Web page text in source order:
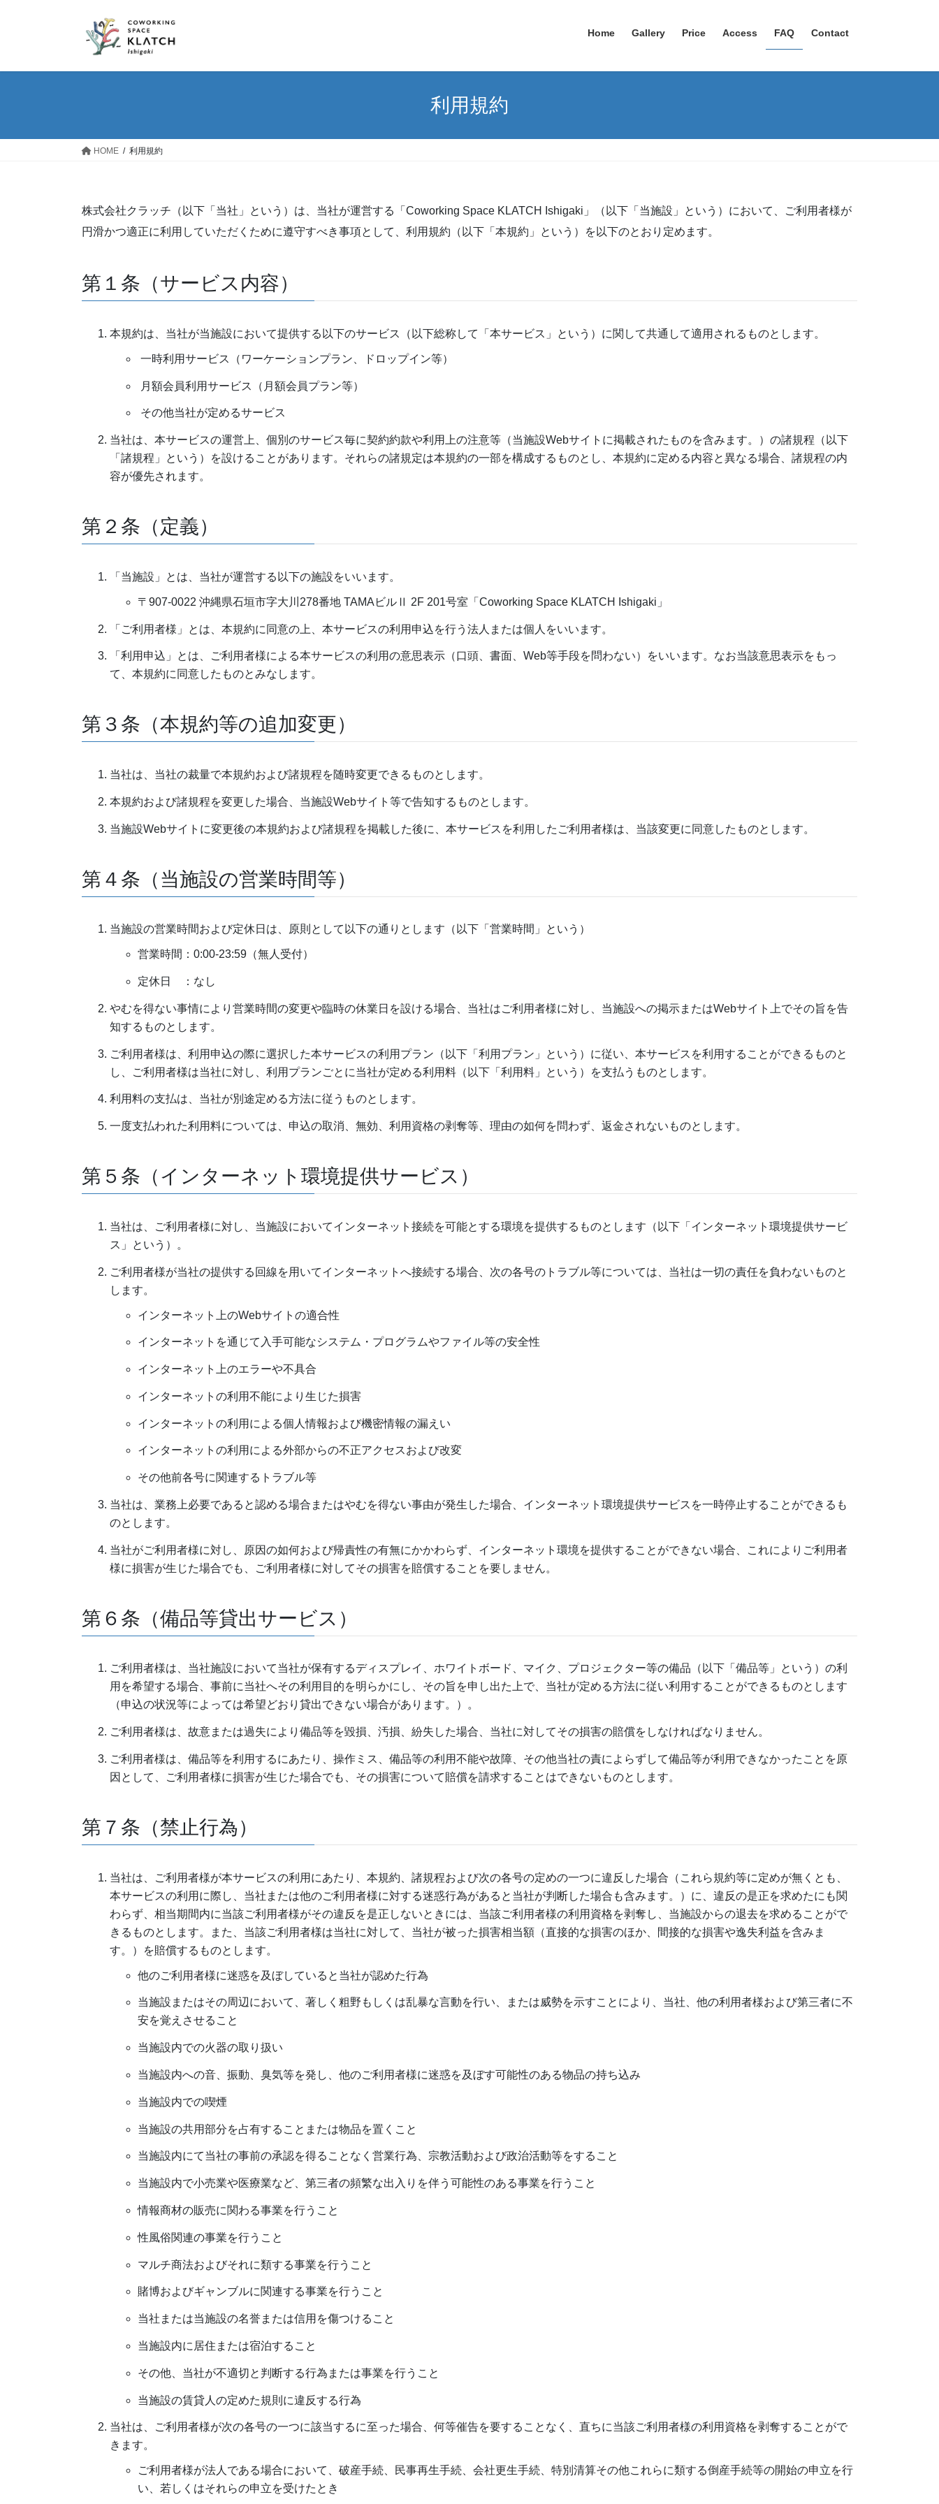
ツ
ッ
シ
移
Home Gallery Price Access FAQ Contact
利用規約
HOME 利用規約
株式会社クラッチ（以下「当社」という）は、当社が運営する「Coworking Space KLATCH Ishigaki」（以下「当施設」という）において、ご利用者様が
円滑かつ適正に利用していただくために遵守すべき事項として、利用規約（以下「本規約」という）を以下のとおり定めます。
第１条（サービス内容）
本規約は、当社が当施設において提供する以下のサービス（以下総称して「本サービス」という）に関して共通して適用されるものとします。
一時利用サービス（ワーケーションプラン、ドロップイン等）
月額会員利用サービス（月額会員プラン等）
その他当社が定めるサービス
当社は、本サービスの運営上、個別のサービス毎に契約約款や利用上の注意等（当施設Webサイトに掲載されたものを含みます。）の諸規程（以下
「諸規程」という）を設けることがあります。それらの諸規定は本規約の一部を構成するものとし、本規約に定める内容と異なる場合、諸規程の内
容が優先されます。
第２条（定義）
「当施設」とは、当社が運営する以下の施設をいいます。
〒907-0022 沖縄県石垣市字大川278番地 TAMAビルⅡ 2F 201号室「Coworking Space KLATCH Ishigaki」
「ご利用者様」とは、本規約に同意の上、本サービスの利用申込を行う法人または個人をいいます。
「利用申込」とは、ご利用者様による本サービスの利用の意思表示（口頭、書面、Web等手段を問わない）をいいます。なお当該意思表示をもっ
て、本規約に同意したものとみなします。
第３条（本規約等の追加変更）
当社は、当社の裁量で本規約および諸規程を随時変更できるものとします。
本規約および諸規程を変更した場合、当施設Webサイト等で告知するものとします。
当施設Webサイトに変更後の本規約および諸規程を掲載した後に、本サービスを利用したご利用者様は、当該変更に同意したものとします。
第４条（当施設の営業時間等）
当施設の営業時間および定休日は、原則として以下の通りとします（以下「営業時間」という）
営業時間：0:00-23:59（無人受付）
定休日 ：なし
やむを得ない事情により営業時間の変更や臨時の休業日を設ける場合、当社はご利用者様に対し、当施設への掲示またはWebサイト上でその旨を告
知するものとします。
ご利用者様は、利用申込の際に選択した本サービスの利用プラン（以下「利用プラン」という）に従い、本サービスを利用することができるものと
し、ご利用者様は当社に対し、利用プランごとに当社が定める利用料（以下「利用料」という）を支払うものとします。
利用料の支払は、当社が別途定める方法に従うものとします。
一度支払われた利用料については、申込の取消、無効、利用資格の剥奪等、理由の如何を問わず、返金されないものとします。
第５条（インターネット環境提供サービス）
当社は、ご利用者様に対し、当施設においてインターネット接続を可能とする環境を提供するものとします（以下「インターネット環境提供サービ
ス」という）。
ご利用者様が当社の提供する回線を用いてインターネットへ接続する場合、次の各号のトラブル等については、当社は一切の責任を負わないものと
します。
インターネット上のWebサイトの適合性
インターネットを通じて入手可能なシステム・プログラムやファイル等の安全性
インターネット上のエラーや不具合
インターネットの利用不能により生じた損害
インターネットの利用による個人情報および機密情報の漏えい
インターネットの利用による外部からの不正アクセスおよび改変
その他前各号に関連するトラブル等
当社は、業務上必要であると認める場合またはやむを得ない事由が発生した場合、インターネット環境提供サービスを一時停止することができるも
のとします。
当社がご利用者様に対し、原因の如何および帰責性の有無にかかわらず、インターネット環境を提供することができない場合、これによりご利用者
様に損害が生じた場合でも、ご利用者様に対してその損害を賠償することを要しません。
第６条（備品等貸出サービス）
ご利用者様は、当社施設において当社が保有するディスプレイ、ホワイトボード、マイク、プロジェクター等の備品（以下「備品等」という）の利
用を希望する場合、事前に当社へその利用目的を明らかにし、その旨を申し出た上で、当社が定める方法に従い利用することができるものとします
（申込の状況等によっては希望どおり貸出できない場合があります。）。
ご利用者様は、故意または過失により備品等を毀損、汚損、紛失した場合、当社に対してその損害の賠償をしなければなりません。
ご利用者様は、備品等を利用するにあたり、操作ミス、備品等の利用不能や故障、その他当社の責によらずして備品等が利用できなかったことを原
因として、ご利用者様に損害が生じた場合でも、その損害について賠償を請求することはできないものとします。
第７条（禁止行為）
当社は、ご利用者様が本サービスの利用にあたり、本規約、諸規程および次の各号の定めの一つに違反した場合（これら規約等に定めが無くとも、
本サービスの利用に際し、当社または他のご利用者様に対する迷惑行為があると当社が判断した場合も含みます。）に、違反の是正を求めたにも関
わらず、相当期間内に当該ご利用者様がその違反を是正しないときには、当該ご利用者様の利用資格を剥奪し、当施設からの退去を求めることがで
きるものとします。また、当該ご利用者様は当社に対して、当社が被った損害相当額（直接的な損害のほか、間接的な損害や逸失利益を含みま
す。）を賠償するものとします。
他のご利用者様に迷惑を及ぼしていると当社が認めた行為
当施設またはその周辺において、著しく粗野もしくは乱暴な言動を行い、または威勢を示すことにより、当社、他の利用者様および第三者に不
安を覚えさせること
当施設内での火器の取り扱い
当施設内への音、振動、臭気等を発し、他のご利用者様に迷惑を及ぼす可能性のある物品の持ち込み
当施設内での喫煙
当施設の共用部分を占有することまたは物品を置くこと
当施設内にて当社の事前の承認を得ることなく営業行為、宗教活動および政治活動等をすること
当施設内で小売業や医療業など、第三者の頻繁な出入りを伴う可能性のある事業を行うこと
情報商材の販売に関わる事業を行うこと
性風俗関連の事業を行うこと
マルチ商法およびそれに類する事業を行うこと
賭博およびギャンブルに関連する事業を行うこと
当社または当施設の名誉または信用を傷つけること
当施設内に居住または宿泊すること
その他、当社が不適切と判断する行為または事業を行うこと
当施設の賃貸人の定めた規則に違反する行為
当社は、ご利用者様が次の各号の一つに該当するに至った場合、何等催告を要することなく、直ちに当該ご利用者様の利用資格を剥奪することがで
きます。
ご利用者様が法人である場合において、破産手続、民事再生手続、会社更生手続、特別清算その他これらに類する倒産手続等の開始の申立を行
い、若しくはそれらの申立を受けたとき